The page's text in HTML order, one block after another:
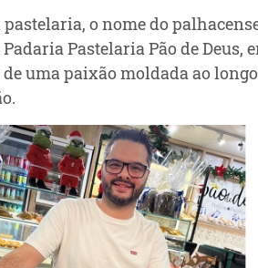
pastelaria, o nome do
Pastelaria Pão de Deus,
uma paixão moldada ao